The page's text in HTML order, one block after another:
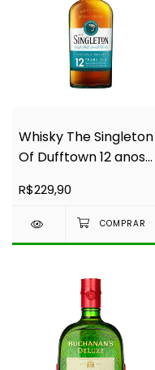
Whisky The Singleton
Of Dufftown 12 anos
R$229,90